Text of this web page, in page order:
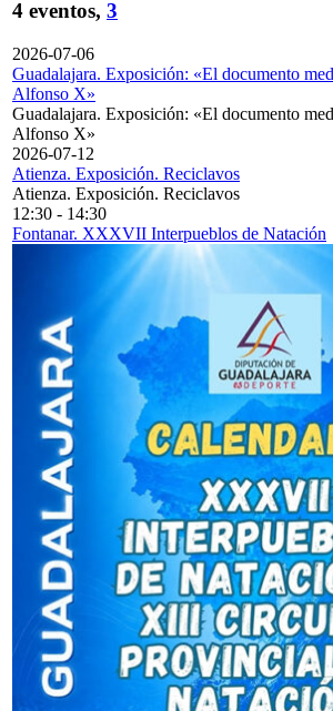
4 eventos, 3
2026-07-06
Guadalajara. Exposición: «El documento
Alfonso X»
Guadalajara. Exposición: «El documento
Alfonso X»
2026-07-12
Atienza. Exposición. Reciclavos
Atienza. Exposición. Reciclavos
12:30 - 14:30
Fontanar. XXXVII Interpueblos de Natación